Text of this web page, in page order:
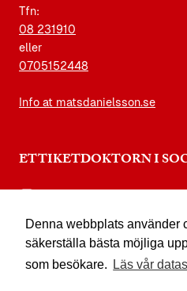
Denna webbplats använder
säkerställa bästa möjliga
som besökare.
Läs vår
Tfn:
08 231910
eller
0705152448
Info at matsdanielsson.se
ETTIKETDOKTORN I
facebook.com/
youtube.com/